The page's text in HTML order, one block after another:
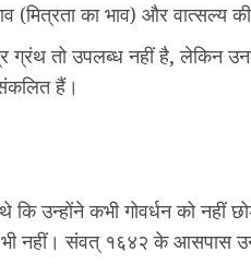
(मित्रता का भाव) और वात्सल्य
ग्रंथ तो उपलब्ध नहीं है, लेकिन
हैं।
उन्होंने कभी गोवर्धन को नहीं
संवत् १६४२ के आसपास